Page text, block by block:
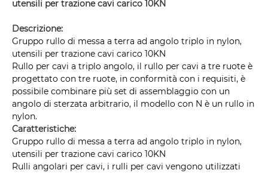
utensili per trazione cavi carico 10KN
Descrizione:
Gruppo rullo di messa a terra ad angolo triplo in nylon,
utensili per trazione cavi carico 10KN
Rullo per cavi a triplo angolo, il rullo per cavi a tre ruote è
progettato con tre ruote, in conformità con i requisiti, è
possibile combinare più set di assemblaggio con un
angolo di sterzata arbitrario, il modello con N è un rullo in
nylon.
Caratteristiche:
Gruppo rullo di messa a terra ad angolo triplo in nylon,
utensili per trazione cavi carico 10KN
Rulli angolari per cavi, i rulli per cavi vengono utilizzati